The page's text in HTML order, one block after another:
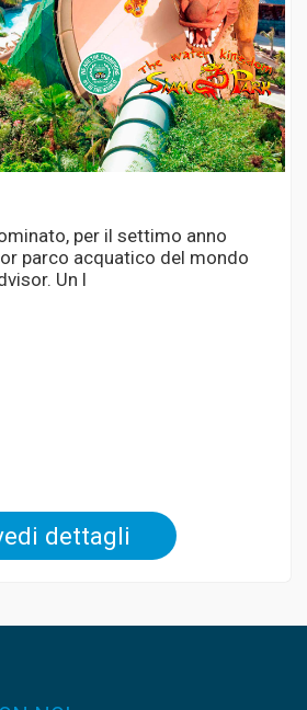
per il settimo anno
parco acquatico del mondo
Un l
dettagli